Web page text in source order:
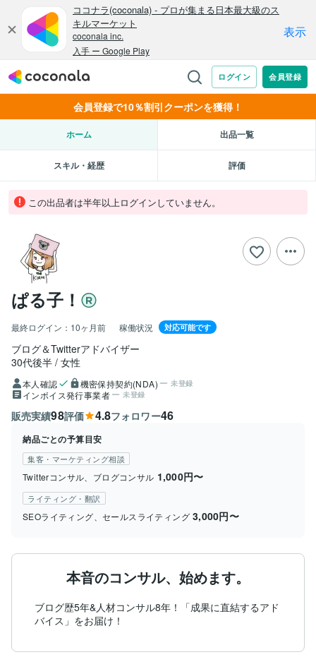
会員登録で10％割引クーポンを獲得！
ホーム 出品一覧
スキル・経歴 評価
この出品者は半年以上ログインしていません。
ぱる子！
最終ログイン： 10ヶ月前 稼働状況 対応可能です
ブログ＆Twitterアドバイザー
30代後半 女性
本人確認 機密保持契約(NDA) 未登録
インボイス発行事業者 未登録
販売実績98評価 4.8フォロワー46
納品ごとの予算目安
集客・マーケティング相談
Twitterコンサル、ブログコンサル 1,000円〜
ライティング・翻訳
SEOライティング、セールスライティング 3,000円〜
本音のコンサル、始めます。
ブログ歴5年&人材コンサル8年！「成果に直結するアド